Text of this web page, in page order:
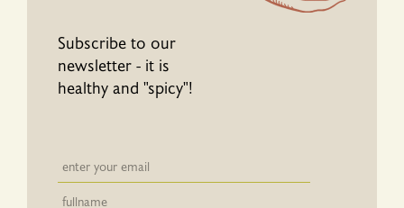
Subscribe to our
newsletter - it is
healthy and "spicy"!
Newsletter email input field
Newsletter email input field